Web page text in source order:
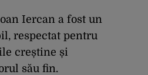
Iercan a fost un
respectat pentru
creștine și
său fin.